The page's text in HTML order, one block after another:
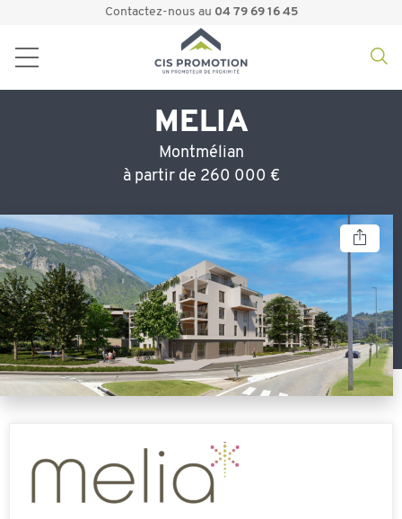
Contactez-nous au 04 79 69 16 45
MELIA
Montmélian
à partir de 260 000 €